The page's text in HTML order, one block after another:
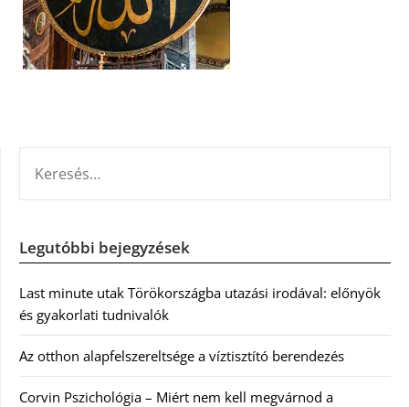
Legutóbbi bejegyzések
Last minute utak Törökországba utazási irodával: előnyök
és gyakorlati tudnivalók
Az otthon alapfelszereltsége a víztisztító berendezés
Corvin Pszichológia – Miért nem kell megvárnod a